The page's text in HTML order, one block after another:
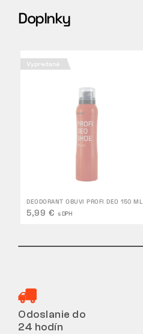
Doplnky
Vypredané
DEODORANT OBUVI PROFI DEO 150 ML
5,99 € s DPH
Odoslanie do
24 hodín